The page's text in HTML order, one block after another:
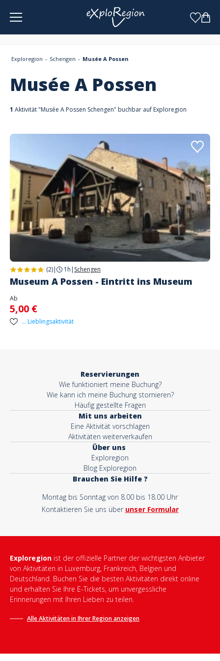
Exploregion Schengen Musée A Possen
Musée A Possen
1 Aktivität "Musée A Possen Schengen" buchbar auf Exploregion
(2)| 1h | Schengen
Museum A Possen - Eintritt ins Museum
Ab
5,00 €
... Lieblingsaktivität
Reservierungen
Wie funktioniert meine Buchung?
Wie kann ich meine Buchung stornieren?
Häufig gestellte Fragen
Mit uns arbeiten
Eine Aktivität vorschlagen
Aktivitäten weiterverkaufen
Über uns
Exploregion
Blog Exploregion
Brauchen Sie Hilfe ?
Montag bis Sonntag von 8.00 bis 18.00 Uhr
Kontaktieren Sie uns über unser Formular
Exploregion ist der offizielle Partner der wichtigsten Anbieter
von Aktivitäten in Luxemburg, Frankreich, Belgien und
Deutschland. Buchen Sie die besten Aktivitäten direkt online
und erhalten Sie Ihre E-Tickets, um unvergessliche
Erinnerungen mit Ihren Lieben zu teilen.
Alle Aktivitäten in Ihrer Region anzeigen